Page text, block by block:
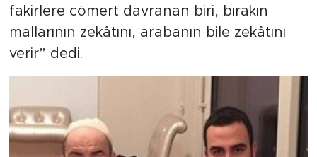
fakirlere cömert davranan biri, bırakın
mallarının zekâtını, arabanın bile zekâtını
verir” dedi.